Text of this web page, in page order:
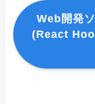
Web開発
(React